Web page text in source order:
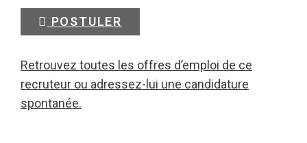
POSTULER
Retrouvez toutes les offres d’emploi de ce
recruteur ou adressez-lui une candidature
spontanée.